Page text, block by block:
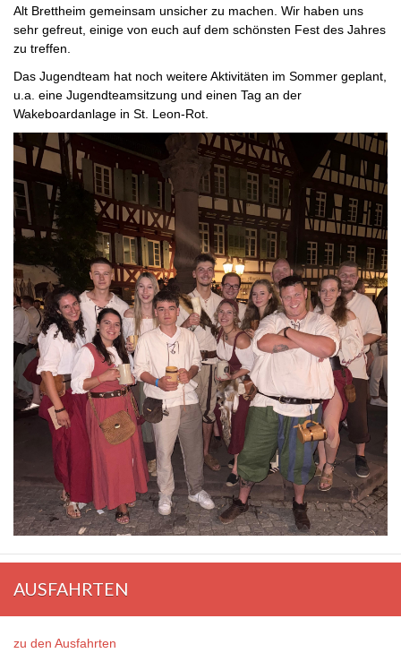
Alt Brettheim gemeinsam unsicher zu machen. Wir haben uns
sehr gefreut, einige von euch auf dem schönsten Fest des Jahres
zu treffen.
Das Jugendteam hat noch weitere Aktivitäten im Sommer geplant,
u.a. eine Jugendteamsitzung und einen Tag an der
Wakeboardanlage in St. Leon-Rot.
AUSFAHRTEN
zu den Ausfahrten